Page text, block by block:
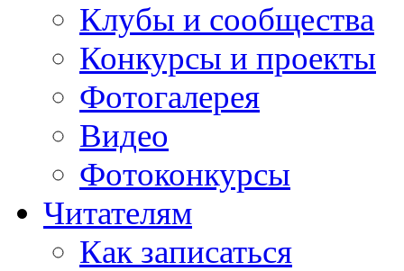
Клубы и сообщества
Конкурсы и проекты
Фотогалерея
Видео
Фотоконкурсы
Читателям
Как записаться